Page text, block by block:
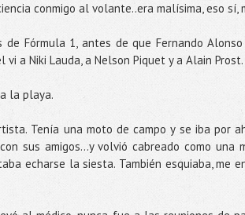
conmigo al volante..era malísima, eso sí,
de Fórmula 1, antes de que Fernando
vi a Niki Lauda, a Nelson Piquet y a Alain Prost.
la playa.
Tenía una moto de campo y se iba por
sus amigos…y volvió cabreado como
echarse la siesta. También esquiaba, me